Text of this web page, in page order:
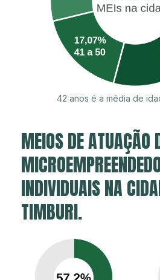
42 anos é a média de
MEIOS DE ATUAÇÃO
INDIVIDUAIS NA
TIMBURI.